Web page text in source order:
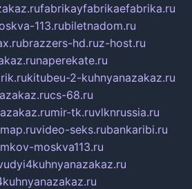
fabrikayfabrikaefabrika.ru
113.rubiletnadom.ru
brazzers-hd.ruz-host.ru
naperekate.ru
kitubeu-2-kuhnyanazakaz.ru
cs-68.ru
mir-tk.ruvlknrussia.ru
video-seks.rubankaribi.ru
moskva113.ru